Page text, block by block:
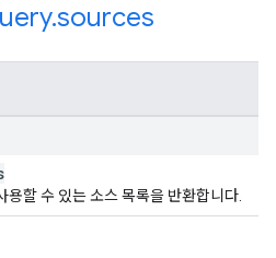
.sources
할 수 있는 소스 목록을 반환합니다.